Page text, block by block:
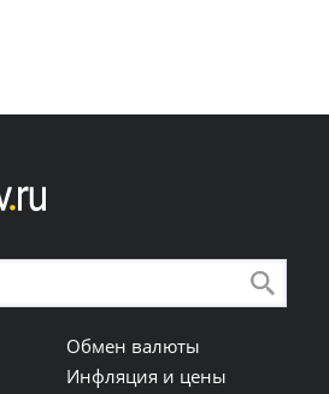
Обмен валюты
Инфляция и цены